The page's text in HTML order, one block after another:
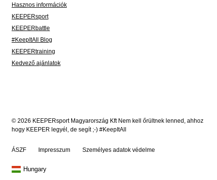
Hasznos információk
KEEPERsport
KEEPERbattle
#KeepItAll Blog
KEEPERtraining
Kedvező ajánlatok
© 2026 KEEPERsport Magyarország Kft Nem kell őrültnek lenned, ahhoz
hogy KEEPER legyél, de segít ;-) #KeepItAll
ÁSZF Impresszum Személyes adatok védelme
Hungary